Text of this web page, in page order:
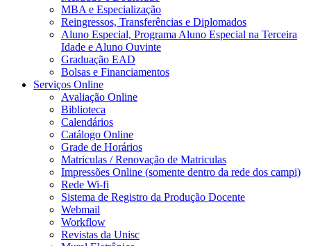
MBA e Especialização
Reingressos, Transferências e Diplomados
Aluno Especial, Programa Aluno Especial na Terceira
Idade e Aluno Ouvinte
Graduação EAD
Bolsas e Financiamentos
Serviços Online
Avaliação Online
Biblioteca
Calendários
Catálogo Online
Grade de Horários
Matriculas / Renovação de Matriculas
Impressões Online (somente dentro da rede dos campi)
Rede Wi-fi
Sistema de Registro da Produção Docente
Webmail
Workflow
Revistas da Unisc